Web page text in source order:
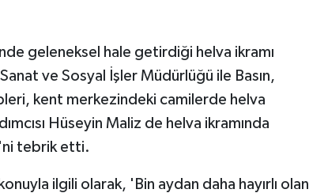
geleneksel hale getirdiği helva ikramı
ve Sosyal İşler Müdürlüğü ile Basın,
kent merkezindeki camilerde helva
Hüseyin Maliz de helva ikramında
tebrik etti.
ilgili olarak, 'Bin aydan daha hayırlı olan